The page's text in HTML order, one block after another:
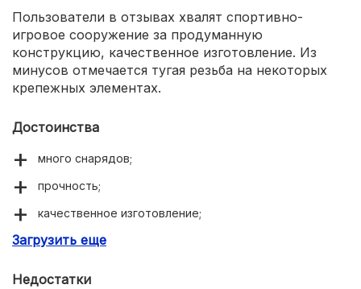
Пользователи в отзывах хвалят спортивно-
игровое сооружение за продуманную
конструкцию, качественное изготовление. Из
минусов отмечается тугая резьба на некоторых
крепежных элементах.
Достоинства
много снарядов;
прочность;
качественное изготовление;
возможность модернизации.
Загрузить еще
Недостатки